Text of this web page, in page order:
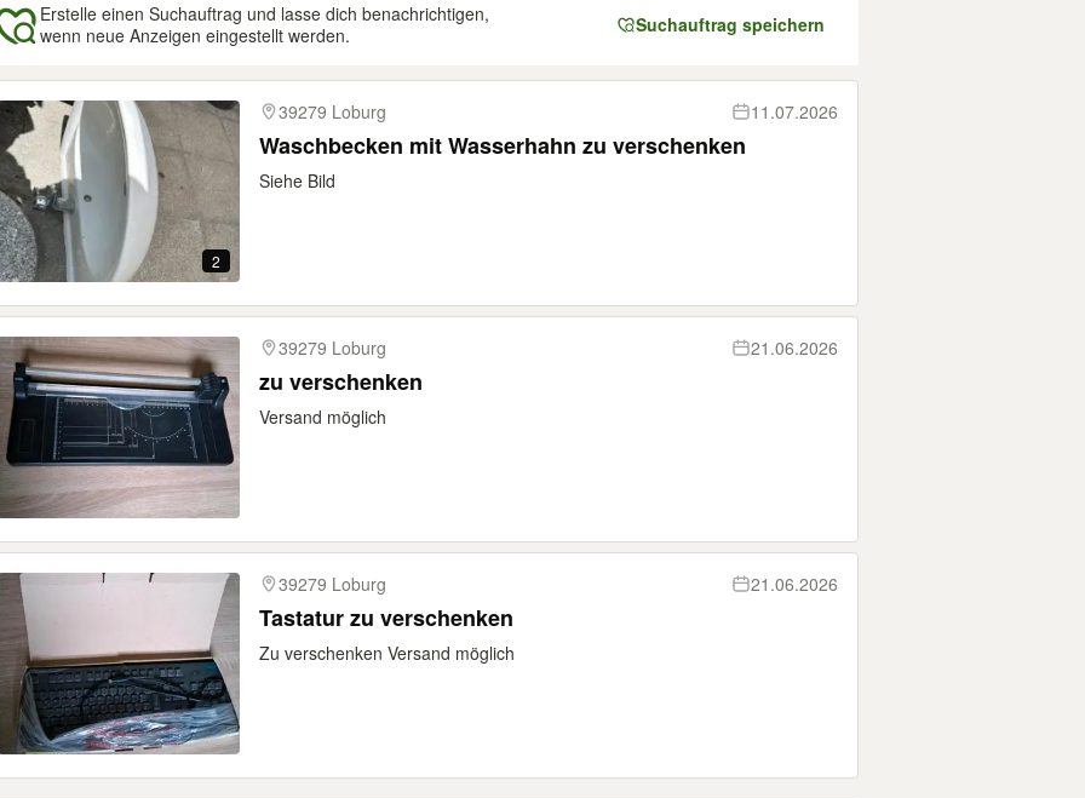
Erstelle einen Suchauftrag und lasse dich benachrichtigen,
wenn neue Anzeigen eingestellt werden.
Suchauftrag speichern
2
39279 Loburg 11.07.2026
Waschbecken mit Wasserhahn zu verschenken
Siehe Bild
39279 Loburg 21.06.2026
zu verschenken
Versand möglich
39279 Loburg 21.06.2026
Tastatur zu verschenken
Zu verschenken Versand möglich